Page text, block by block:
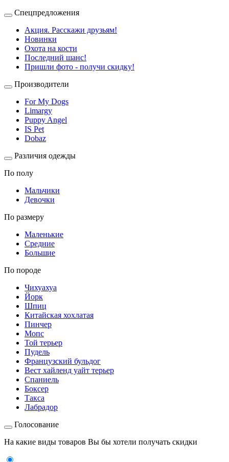
Спецпредложения
Акция. Расскажи друзьям!
Новинки
Охота на кости
Последний шанс!
Пришли фото - получи скидку!
Производители
For My Dogs
Limargy
Puppy Angel
IS Pet
Dobaz
Различия одежды
По полу
Мальчики
Девочки
По размеру
Маленькие
Средние
Большие
По породе
Чихуахуа
Йорк
Шпиц
Китайская хохлатая
Пинчер
Мопс
Той терьер
Пудель
Французский бульдог
Вест хайленд уайт терьер
Спаниель
Боксер
Такса
Лабрадор
Голосование
На какие виды товаров Вы бы хотели получать скидки